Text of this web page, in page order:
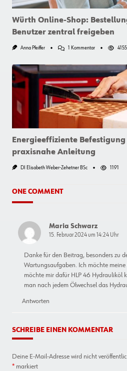
Würth Online-Shop:
Benutzer zentral freigeben
Anna Pfeiffer 1 KommentarZu
Shop:
Bestellungen
Mehrerer
Benutzer
Zentral
Freigeben
4155
Energieeffiziente Befestigung
praxisnahe Anleitung
DI Elisabeth Weber-Zehetner BSc 1191
ONE COMMENT
Maria Schwarz
15. Februar 2024 um 14:24 Uhr
Danke für den Beitrag, besonders zu
Wartungsaufgaben. Ich möchte
möchte mir dafür HLP 46 Hydrauliköl
man nach jedem Ölwechsel das
Antworten
SCHREIBE EINEN KOMMENTAR
Deine E-Mail-Adresse wird nicht
* markiert